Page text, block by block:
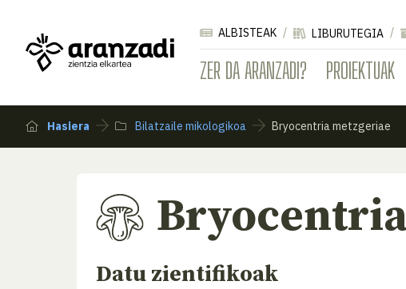
ZER DA ARANZADI? PROIEKTUAK
ALBISTEAK LIBURUTEGIA
Hasiera Bilatzaile mikologikoa Bryocentria metzgeriae
Datu zientifikoak